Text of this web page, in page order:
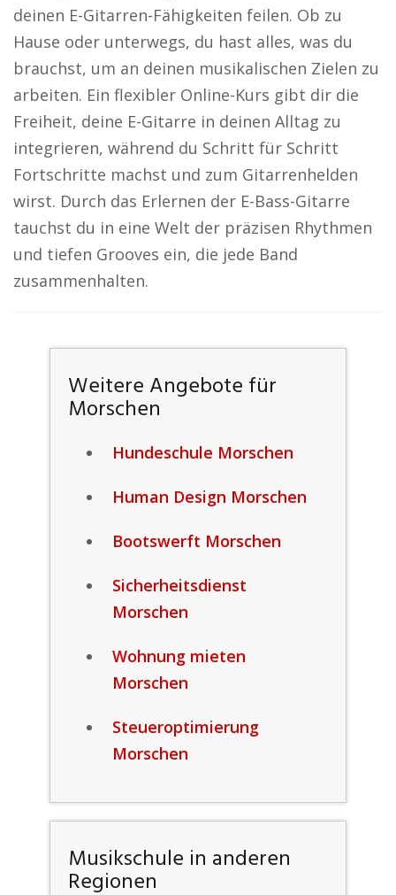
deinen E-Gitarren-Fähigkeiten feilen. Ob zu
Hause oder unterwegs, du hast alles, was du
brauchst, um an deinen musikalischen Zielen zu
arbeiten. Ein flexibler Online-Kurs gibt dir die
Freiheit, deine E-Gitarre in deinen Alltag zu
integrieren, während du Schritt für Schritt
Fortschritte machst und zum Gitarrenhelden
wirst. Durch das Erlernen der E-Bass-Gitarre
tauchst du in eine Welt der präzisen Rhythmen
und tiefen Grooves ein, die jede Band
zusammenhalten.
Weitere Angebote für
Morschen
Hundeschule Morschen
Human Design Morschen
Bootswerft Morschen
Sicherheitsdienst
Morschen
Wohnung mieten
Morschen
Steueroptimierung
Morschen
Musikschule in anderen
Regionen